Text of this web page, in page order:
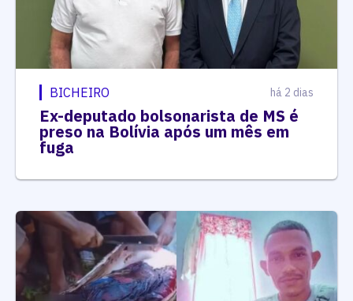
BICHEIRO há 2 dias
Ex-deputado bolsonarista de MS é
preso na Bolívia após um mês em
fuga